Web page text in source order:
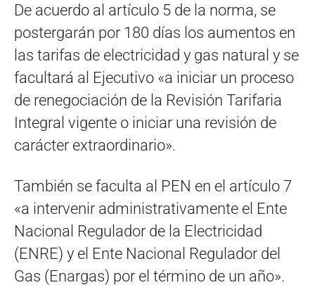
De acuerdo al artículo 5 de la norma, se
postergarán por 180 días los aumentos en
las tarifas de electricidad y gas natural y se
facultará al Ejecutivo «a iniciar un proceso
de renegociación de la Revisión Tarifaria
Integral vigente o iniciar una revisión de
carácter extraordinario».
También se faculta al PEN en el artículo 7
«a intervenir administrativamente el Ente
Nacional Regulador de la Electricidad
(ENRE) y el Ente Nacional Regulador del
Gas (Enargas) por el término de un año».